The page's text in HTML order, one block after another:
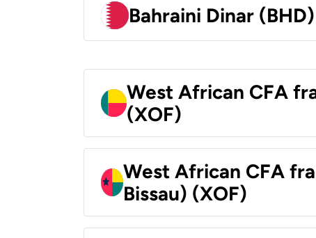
Bahraini Dinar (BHD)
West African CFA
(XOF)
West African CFA
Bissau) (XOF)